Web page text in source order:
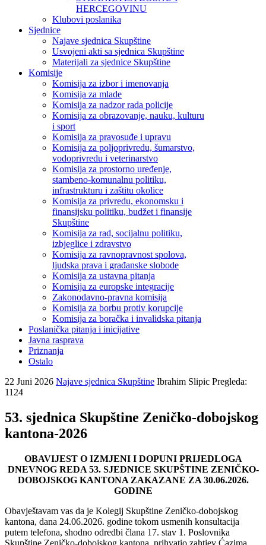
HERCEGOVINU
Klubovi poslanika
Sjednice
Najave sjednica Skupštine
Usvojeni akti sa sjednica Skupštine
Materijali za sjednice Skupštine
Komisije
Komisija za izbor i imenovanja
Komisija za mlade
Komisija za nadzor rada policije
Komisija za obrazovanje, nauku, kulturu
i sport
Komisija za pravosuđe i upravu
Komisija za poljoprivredu, šumarstvo,
vodoprivredu i veterinarstvo
Komisija za prostorno uređenje,
stambeno-komunalnu politiku,
infrastrukturu i zaštitu okolice
Komisija za privredu, ekonomsku i
finansijsku politiku, budžet i finansije
Skupštine
Komisija za rad, socijalnu politiku,
izbjeglice i zdravstvo
Komisija za ravnopravnost spolova,
ljudska prava i građanske slobode
Komisija za ustavna pitanja
Komisija za europske integracije
Zakonodavno-pravna komisija
Komisija za borbu protiv korupcije
Komisija za boračka i invalidska pitanja
Poslanička pitanja i inicijative
Javna rasprava
Priznanja
Ostalo
22 Juni 2026 Najave sjednica Skupštine Ibrahim Slipic Pregleda:
1124
53. sjednica Skupštine Zeničko-dobojskog
kantona-2026
OBAVIJEST O IZMJENI I DOPUNI PRIJEDLOGA
DNEVNOG REDA 53. SJEDNICE SKUPŠTINE ZENIČKO-
DOBOJSKOG KANTONA ZAKAZANE ZA 30.06.2026.
GODINE
Obavještavam vas da je Kolegij Skupštine Zeničko-dobojskog
kantona, dana 24.06.2026. godine tokom usmenih konsultacija
putem telefona, shodno odredbi člana 17. stav 1. Poslovnika
Skupštine Zeničko-dobojskog kantona, prihvatio zahtjev Ćazima